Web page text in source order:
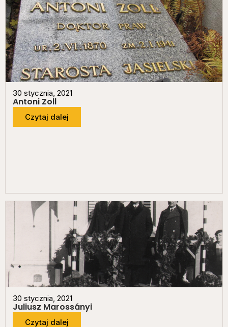
30 stycznia, 2021
Antoni Zoll
Czytaj dalej
30 stycznia, 2021
Juliusz Marossányi
Czytaj dalej